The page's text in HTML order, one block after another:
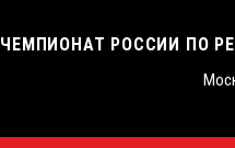
ЧЕМПИОНАТ РОССИИ ПО